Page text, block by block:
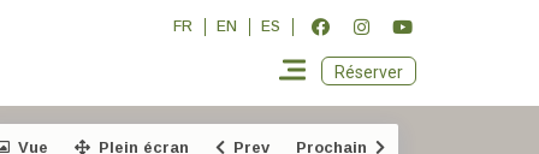
FR EN ES
Réserver
Vue Plein écran Prev Prochain